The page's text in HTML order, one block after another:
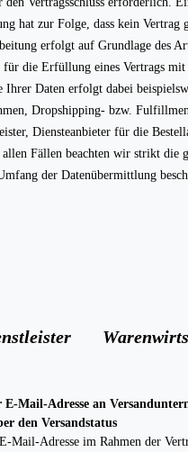
hat zur Folge, dass kein Vertrag
erfolgt auf Grundlage des
die Erfüllung eines Vertrags mit
Ihrer Daten erfolgt dabei
Dropshipping- bzw.
Diensteanbieter für die
Fällen beachten wir strikt die
der Datenübermittlung
E-Mail-Adresse an
den Versandstatus
Mail-Adresse im Rahmen der